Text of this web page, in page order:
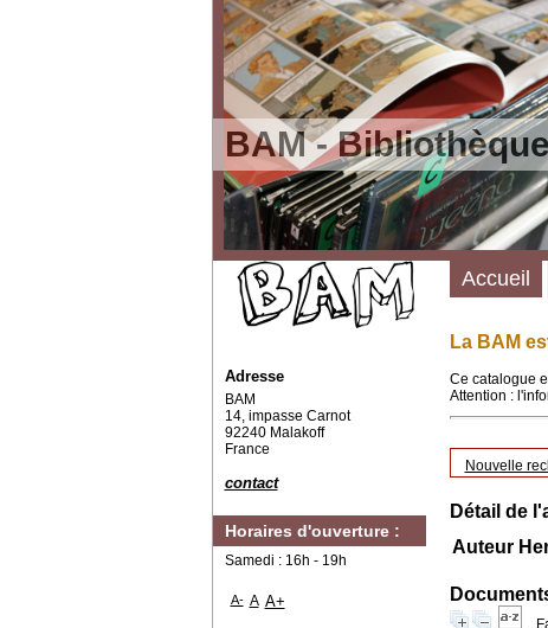
BAM -
La BAM
Ce catalogue
Attention :
Nouvelle
Détail de
Auteur
Accueil
Adresse
BAM
14, impasse Carnot
92240 Malakoff
France
contact
Horaires d'ouverture :
Samedi : 16h - 19h
A- A A+